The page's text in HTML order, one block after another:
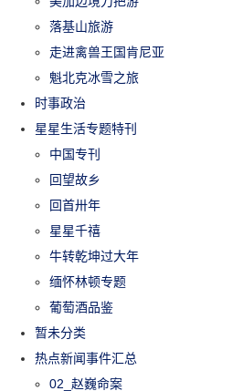
落基山旅游
走进禽兽王国肯尼亚
魁北克冰雪之旅
时事政治
星星生活专题特刊
中国专刊
回望故乡
回首卅年
星星千禧
牛转乾坤过大年
缅怀林顿专题
葡萄酒品鉴
暂未分类
热点新闻事件汇总
02_赵巍命案